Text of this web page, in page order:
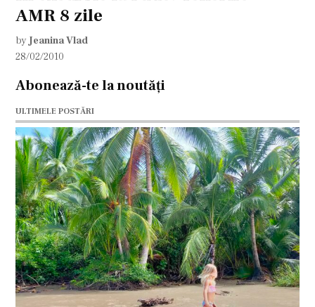
AMR 8 zile
by Jeanina Vlad
28/02/2010
Abonează-te la noutăți
ULTIMELE POSTĂRI